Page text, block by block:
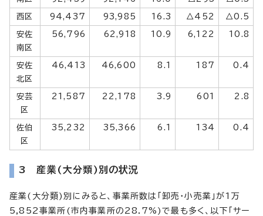
西区 94,437 93,985 16.3 △452 △0.5
安佐
南区
56,796 62,918 10.9 6,122 10.8
安佐
北区
46,413 46,600 8.1 187 0.4
安芸
区
21,587 22,178 3.9 601 2.8
佐伯
区
35,232 35,366 6.1 134 0.4
3 産業(大分類)別の状況
産業(大分類)別にみると、事業所数は「卸売・小売業」が1万
5,852事業所(市内事業所の28.7%)で最も多く、以下「サー